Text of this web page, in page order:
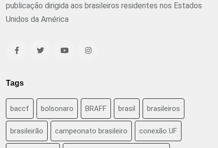
publicação dirigida aos brasileiros residentes nos Estados
Unidos da América
Tags
baccf bolsonaro BRAFF brasil brasileiros
brasileirão campeonato brasileiro conexão UF